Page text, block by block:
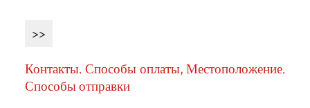
>>
Контакты. Способы оплаты, Местоположение.
Способы отправки